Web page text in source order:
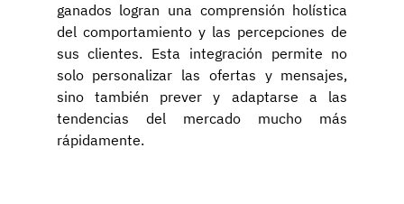
ganados logran una comprensión holística
del comportamiento y las percepciones de
sus clientes. Esta integración permite no
solo personalizar las ofertas y mensajes,
sino también prever y adaptarse a las
tendencias del mercado mucho más
rápidamente.